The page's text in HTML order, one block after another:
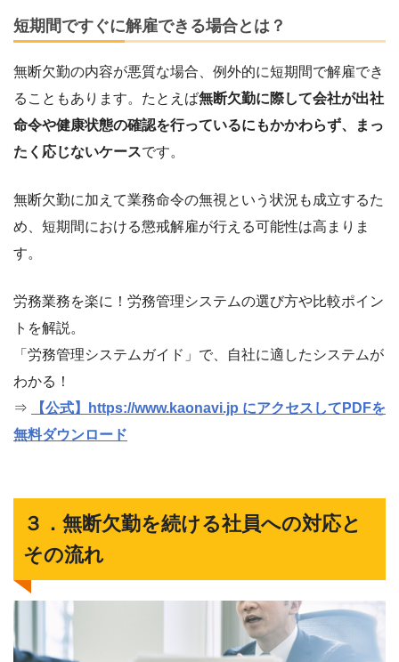
短期間ですぐに解雇できる場合とは？
無断欠勤の内容が悪質な場合、例外的に短期間で解雇でき
ることもあります。たとえば無断欠勤に際して会社が出社
命令や健康状態の確認を行っているにもかかわらず、まっ
たく応じないケースです。
無断欠勤に加えて業務命令の無視という状況も成立するた
め、短期間における懲戒解雇が行える可能性は高まりま
す。
労務業務を楽に！労務管理システムの選び方や比較ポイン
トを解説。
「労務管理システムガイド」で、自社に適したシステムが
わかる！
⇒
【公式】https://www.kaonavi.jp にアクセスしてPDFを
無料ダウンロード
３．無断欠勤を続ける社員への対応と
その流れ